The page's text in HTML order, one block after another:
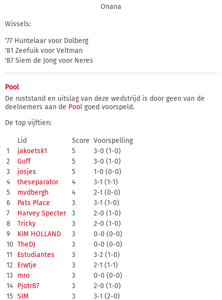
Onana
Wissels:
'77 Huntelaar voor Dolberg
'81 Zeefuik voor Veltman
'87 Siem de Jong voor Neres
Pool
De ruststand en uitslag van deze wedstrijd is door geen van de
deelnemers aan de Pool goed voorspeld.
De top vijftien:
Lid Score Voorspelling
1
jakoetsk1 5
3-0 (1-0)
2
Guff 5
3-0 (1-0)
3
josjes 5
1-0 (0-0)
4
theseparator 4
3-1 (1-1)
5
mvdbergh 4
2-1 (0-0)
6
Pats Place 3
3-1 (1-0)
7
Harvey Specter 3
2-0 (1-0)
8
Tricky 3
2-0 (1-0)
9
KIM HOLLAND 3
0-0 (0-0)
10 TheDJ 3
0-0 (0-0)
11
Estudiantes 3
3-2 (1-0)
12 Erwtje 3
2-1 (1-1)
13 mro 3
0-0 (0-0)
14 Pjotr87 3
2-0 (1-0)
15 SIM 3 3-1 (2-0)